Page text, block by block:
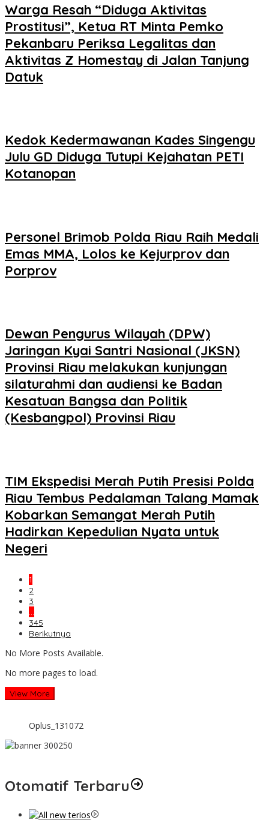
Warga Resah “Diduga Aktivitas
Prostitusi”, Ketua RT Minta Pemko
Pekanbaru Periksa Legalitas dan
Aktivitas Z Homestay di Jalan Tanjung
Datuk
Kedok Kedermawanan Kades Singengu
Julu GD Diduga Tutupi Kejahatan PETI
Kotanopan
Personel Brimob Polda Riau Raih Medali
Emas MMA, Lolos ke Kejurprov dan
Porprov
Dewan Pengurus Wilayah (DPW)
Jaringan Kyai Santri Nasional (JKSN)
Provinsi Riau melakukan kunjungan
silaturahmi dan audiensi ke Badan
Kesatuan Bangsa dan Politik
(Kesbangpol) Provinsi Riau
TIM Ekspedisi Merah Putih Presisi Polda
Riau Tembus Pedalaman Talang Mamak
Kobarkan Semangat Merah Putih
Hadirkan Kepedulian Nyata untuk
Negeri
1
2
3
…
345
Berikutnya
No More Posts Available.
No more pages to load.
View More
Oplus_131072
Otomatif Terbaru